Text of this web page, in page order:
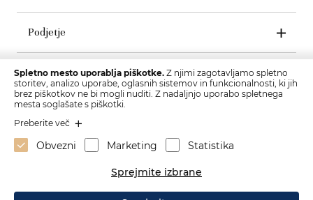
Podjetje
Pogoji poslovanja
Spletno mesto uporablja piškotke. Z njimi zagotavljamo spletno
storitev, analizo uporabe, oglasnih sistemov in funkcionalnosti, ki jih
brez piškotkov ne bi mogli nuditi. Z nadaljnjo uporabo spletnega
mesta soglašate s piškotki.
Preberite več
Obvezni Marketing Statistika
Sprejmite izbrane